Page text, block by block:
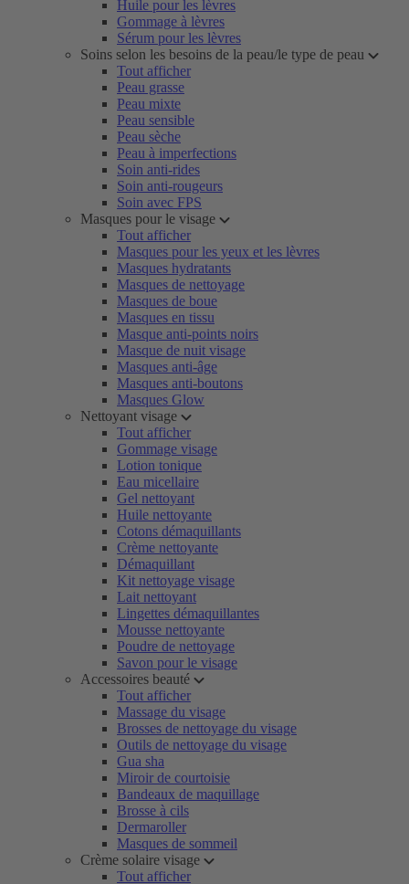
Huile pour les lèvres
Gommage à lèvres
Sérum pour les lèvres
Soins selon les besoins de la peau/le type de peau
Tout afficher
Peau grasse
Peau mixte
Peau sensible
Peau sèche
Peau à imperfections
Soin anti-rides
Soin anti-rougeurs
Soin avec FPS
Masques pour le visage
Tout afficher
Masques pour les yeux et les lèvres
Masques hydratants
Masques de nettoyage
Masques de boue
Masques en tissu
Masque anti-points noirs
Masque de nuit visage
Masques anti-âge
Masques anti-boutons
Masques Glow
Nettoyant visage
Tout afficher
Gommage visage
Lotion tonique
Eau micellaire
Gel nettoyant
Huile nettoyante
Cotons démaquillants
Crème nettoyante
Démaquillant
Kit nettoyage visage
Lait nettoyant
Lingettes démaquillantes
Mousse nettoyante
Poudre de nettoyage
Savon pour le visage
Accessoires beauté
Tout afficher
Massage du visage
Brosses de nettoyage du visage
Outils de nettoyage du visage
Gua sha
Miroir de courtoisie
Bandeaux de maquillage
Brosse à cils
Dermaroller
Masques de sommeil
Crème solaire visage
Tout afficher